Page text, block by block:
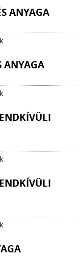
ANYAGA
ANYAGA